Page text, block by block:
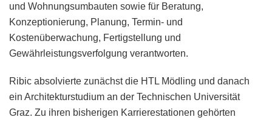
und Wohnungsumbauten sowie für Beratung,
Konzeptionierung, Planung, Termin- und
Kostenüberwachung, Fertigstellung und
Gewährleistungsverfolgung verantworten.
Ribic absolvierte zunächst die HTL Mödling und danach
ein Architekturstudium an der Technischen Universität
Graz. Zu ihren bisherigen Karrierestationen gehörten